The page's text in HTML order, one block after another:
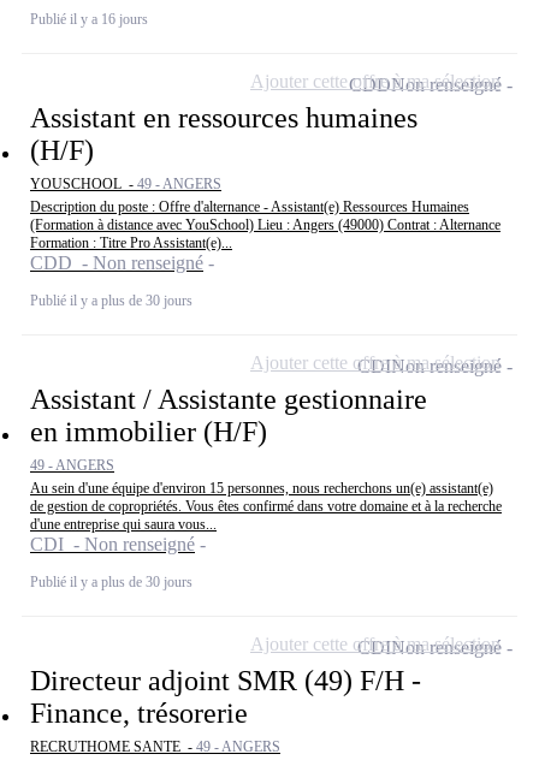
Publié il y a 16 jours
Assistant en ressources humaines
(H/F)
YOUSCHOOL - 49 - ANGERS
Description du poste : Offre d'alternance - Assistant(e) Ressources Humaines
(Formation à distance avec YouSchool) Lieu : Angers (49000) Contrat : Alternance
Formation : Titre Pro Assistant(e)...
CDD - Non renseigné
Publié il y a plus de 30 jours
CDDNon renseigné
Ajouter cette offre à ma sélection
Assistant / Assistante gestionnaire
en immobilier (H/F)
49 - ANGERS
Au sein d'une équipe d'environ 15 personnes, nous recherchons un(e) assistant(e)
de gestion de copropriétés. Vous êtes confirmé dans votre domaine et à la recherche
d'une entreprise qui saura vous...
CDI - Non renseigné
Publié il y a plus de 30 jours
CDINon renseigné
Ajouter cette offre à ma sélection
Directeur adjoint SMR (49) F/H -
Finance, trésorerie
RECRUTHOME SANTE - 49 - ANGERS
CDINon renseigné
Ajouter cette offre à ma sélection